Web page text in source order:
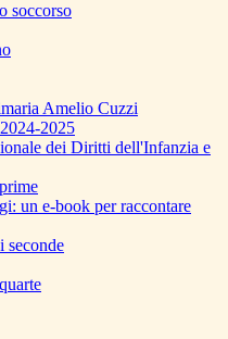
soccorso
Amelio Cuzzi
2025
dei Diritti dell'Infanzia e
un e-book per raccontare
seconde